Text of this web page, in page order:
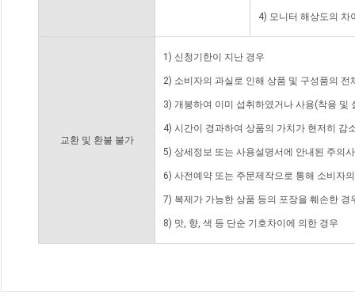
4) 모니터 해상도의 차
교환 및 환불 불가
1) 신청기한이 지난 경우
2) 소비자의 과실로 인해 상품 및 구성품의
3) 개봉하여 이미 섭취하였거나 사용(착용 및
4) 시간이 경과하여 상품의 가치가 현저히 감
5) 상세정보 또는 사용설명서에 안내된 주의
6) 사전예약 또는 주문제작으로 통해 소비자
7) 복제가 가능한 상품 등의 포장을 훼손한 경
8) 맛, 향, 색 등 단순 기호차이에 의한 경우